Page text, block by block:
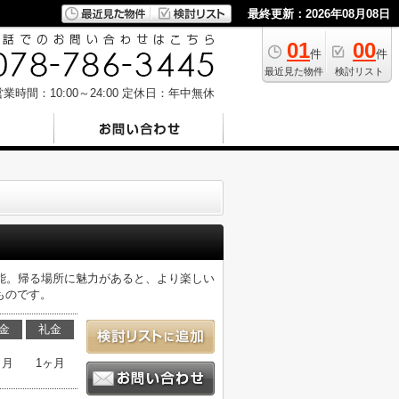
最終更新：2026年08月08日
01件
最近見た物件
00件
検討リスト
業時間：10:00～24:00 定休日：年中無休
帰る場所に魅力があると、より楽しい
です。
礼金
1ヶ月